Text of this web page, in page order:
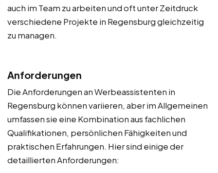
auch im Team zu arbeiten und oft unter Zeitdruck
verschiedene Projekte in Regensburg gleichzeitig
zu managen.
Anforderungen
Die Anforderungen an Werbeassistenten in
Regensburg können variieren, aber im Allgemeinen
umfassen sie eine Kombination aus fachlichen
Qualifikationen, persönlichen Fähigkeiten und
praktischen Erfahrungen. Hier sind einige der
detaillierten Anforderungen: